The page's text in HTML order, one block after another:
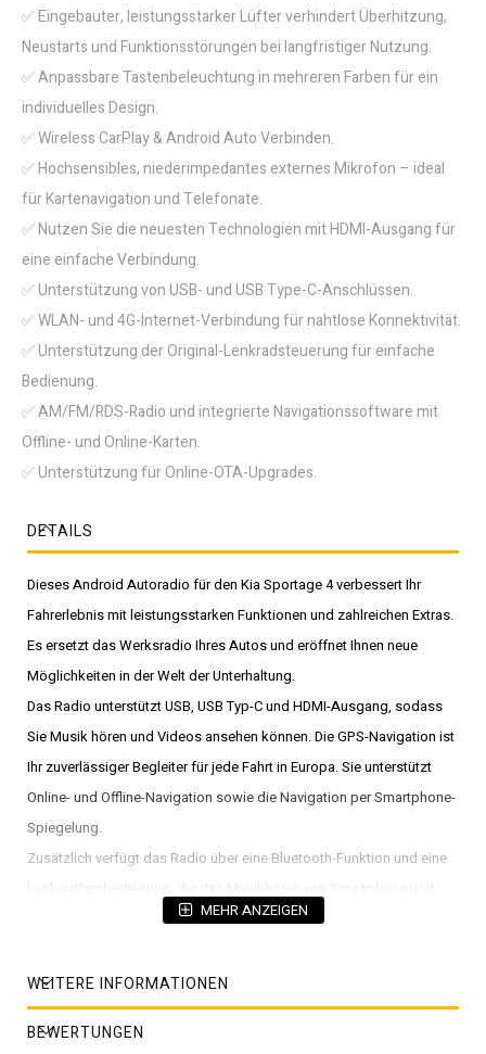
✅ Eingebauter, leistungsstarker Lüfter verhindert Überhitzung,
Neustarts und Funktionsstörungen bei langfristiger Nutzung.
✅ Anpassbare Tastenbeleuchtung in mehreren Farben für ein
individuelles Design.
✅ Wireless CarPlay & Android Auto Verbinden.
✅ Hochsensibles, niederimpedantes externes Mikrofon – ideal
für Kartenavigation und Telefonate.
✅ Nutzen Sie die neuesten Technologien mit HDMI-Ausgang für
eine einfache Verbindung.
✅ Unterstützung von USB- und USB Type-C-Anschlüssen.
✅ WLAN- und 4G-Internet-Verbindung für nahtlose Konnektivität.
✅ Unterstützung der Original-Lenkradsteuerung für einfache
Bedienung.
✅ AM/FM/RDS-Radio und integrierte Navigationssoftware mit
Offline- und Online-Karten.
✅ Unterstützung für Online-OTA-Upgrades.
DETAILS
Dieses Android Autoradio für den Kia Sportage 4 verbessert Ihr
Fahrerlebnis mit leistungsstarken Funktionen und zahlreichen Extras.
Es ersetzt das Werksradio Ihres Autos und eröffnet Ihnen neue
Möglichkeiten in der Welt der Unterhaltung.
Das Radio unterstützt USB, USB Typ-C und HDMI-Ausgang, sodass
Sie Musik hören und Videos ansehen können. Die GPS-Navigation ist
Ihr zuverlässiger Begleiter für jede Fahrt in Europa. Sie unterstützt
Online- und Offline-Navigation sowie die Navigation per Smartphone-
Spiegelung.
Zusätzlich verfügt das Radio über eine Bluetooth-Funktion und eine
Lenkradfernbedienung, die das Musikhören von Smartphone und
Tablet ermöglicht. Das Autoradio verfügt über einen integrierten 4G-
CarPlay und ist mit einem eingebauten DTS 5.1 Surround-Sound
ausgestattet. Attraktive Farbknopflichter, die in Dutzenden von
Farben angepasst werden können, sorgen für ein individuelles
MEHR ANZEIGEN
WEITERE INFORMATIONEN
BEWERTUNGEN